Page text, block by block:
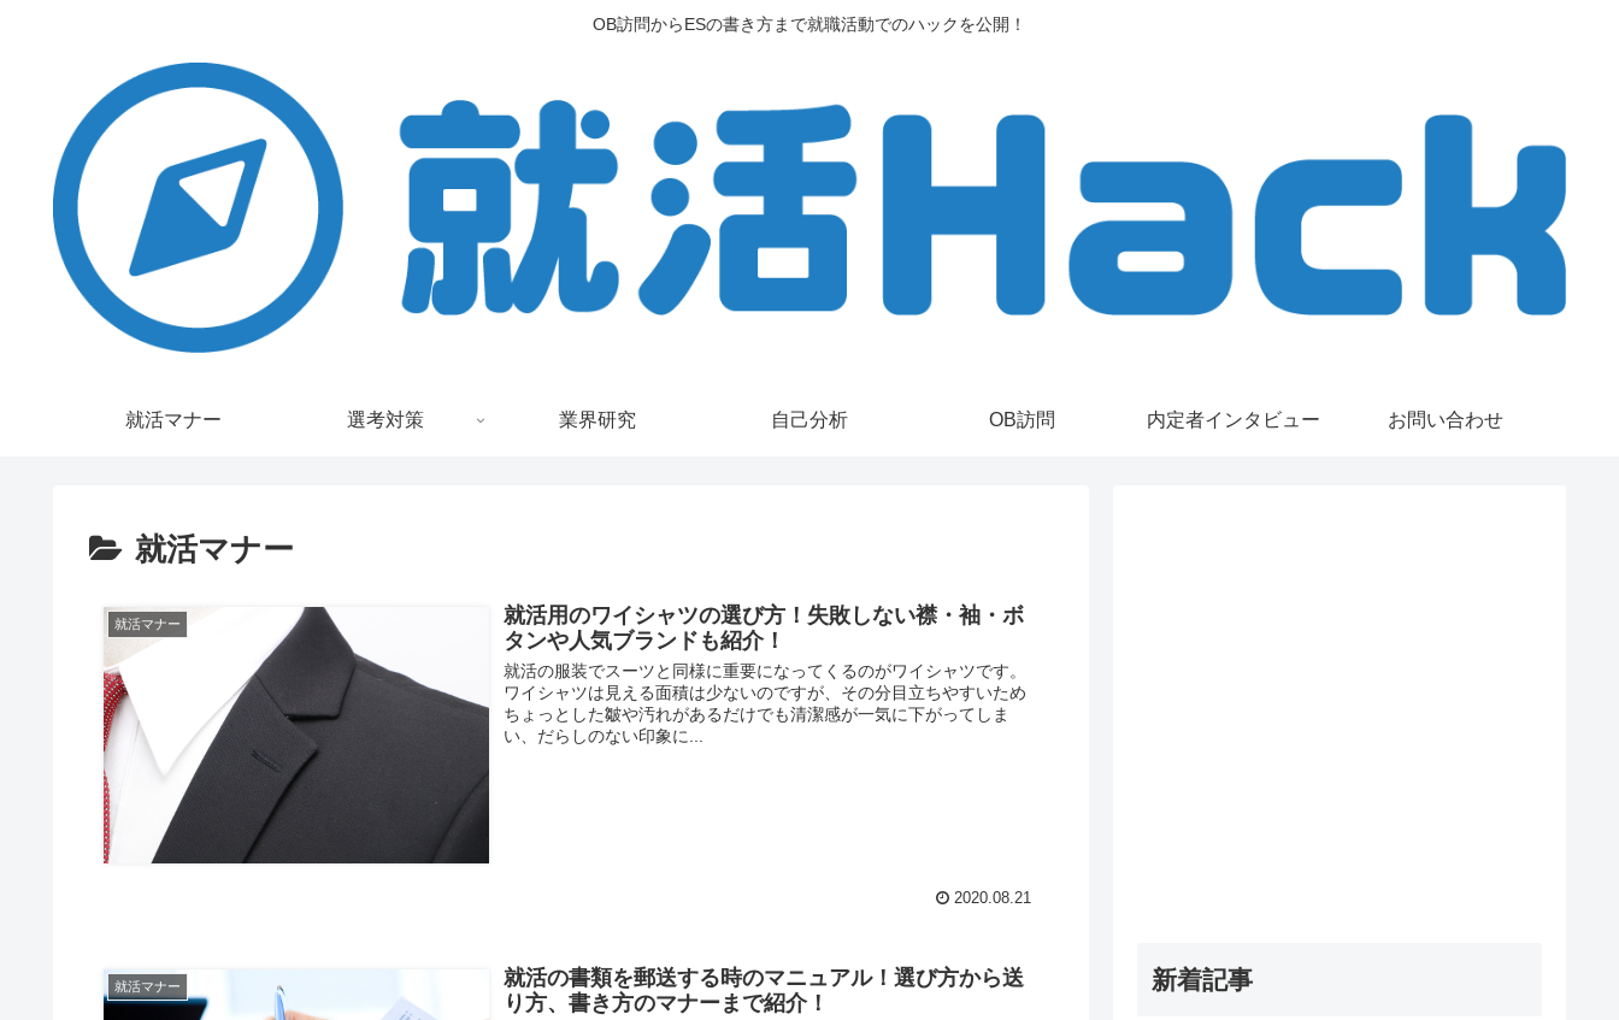
OB訪問からESの書き方まで就職活動でのハックを公開！
就活マナー 選考対策 業界研究 自己分析 OB訪問 内定者インタビュー お問い合わせ
就活マナー
就活マナー
就活用のワイシャツの選び方！失敗しない襟・袖・ボ
タンや人気ブランドも紹介！
就活の服装でスーツと同様に重要になってくるのがワイシャツです。
ワイシャツは見える面積は少ないのですが、その分目立ちやすいため
ちょっとした皺や汚れがあるだけでも清潔感が一気に下がってしま
い、だらしのない印象に...
2020.08.21
就活マナー
就活の書類を郵送する時のマニュアル！選び方から送
り方、書き方のマナーまで紹介！
新着記事